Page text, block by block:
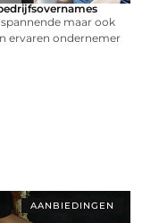
maar ook
ervaren ondernemer
AANBIEDINGEN